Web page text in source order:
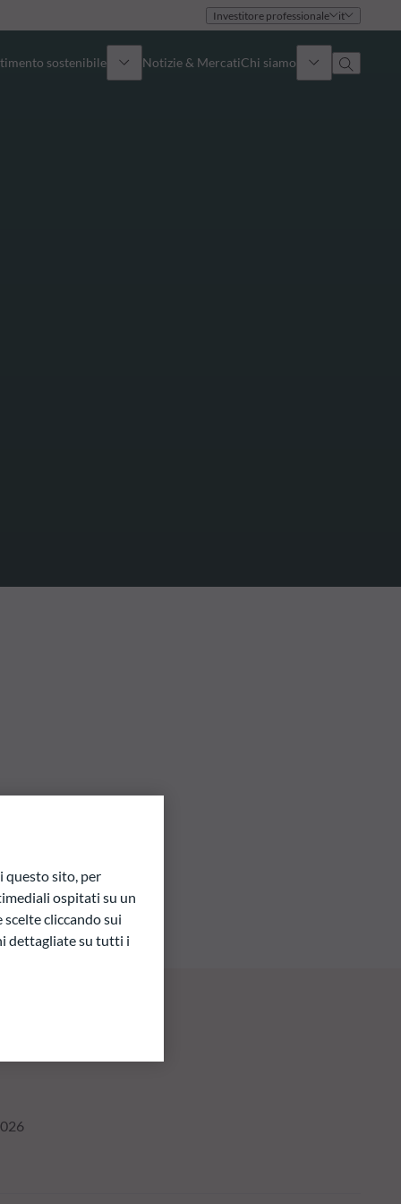
Investitore professionale it
sostenibile Notizie & MercatiChi siamo
questo sito, per
ospitati su un
cliccando sui
dettagliate su tutti i